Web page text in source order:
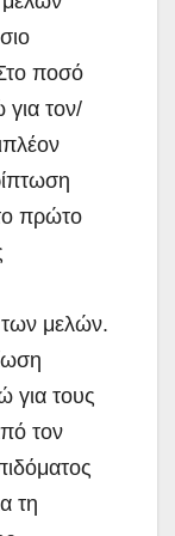
ποσό
για τον/
πρώτο
μελών.
για τους
τον
τη